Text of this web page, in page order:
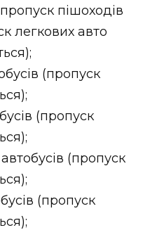
пішоходів
легкових авто
(пропуск
(пропуск
(пропуск
(пропуск